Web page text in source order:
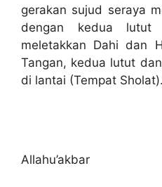
gerakan sujud seraya
dengan kedua lutut
meletakkan Dahi dan
Tangan, kedua lutut
di lantai (Tempat Sholat).
Allahu’akbar